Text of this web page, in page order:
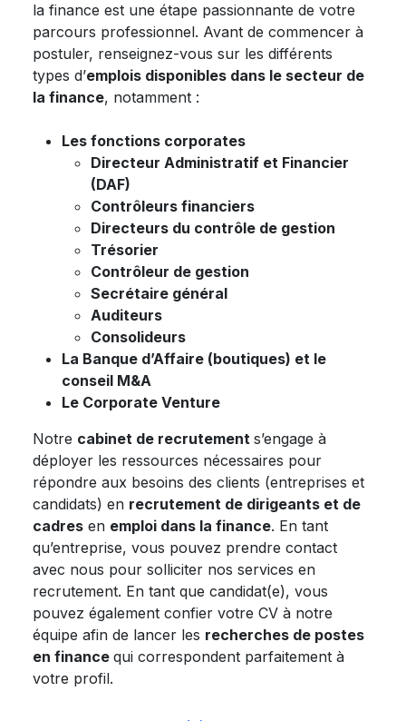
la finance est une étape passionnante de votre
parcours professionnel. Avant de commencer à
postuler, renseignez-vous sur les différents
types d’emplois disponibles dans le secteur de
la finance, notamment :
Les fonctions corporates
Directeur Administratif et Financier
(DAF)
Contrôleurs financiers
Directeurs du contrôle de gestion
Trésorier
Contrôleur de gestion
Secrétaire général
Auditeurs
Consolideurs
La Banque d’Affaire (boutiques) et le
conseil M&A
Le Corporate Venture
Notre cabinet de recrutement s’engage à
déployer les ressources nécessaires pour
répondre aux besoins des clients (entreprises et
candidats) en recrutement de dirigeants et de
cadres en emploi dans la finance. En tant
qu’entreprise, vous pouvez prendre contact
avec nous pour solliciter nos services en
recrutement. En tant que candidat(e), vous
pouvez également confier votre CV à notre
équipe afin de lancer les recherches de postes
en finance qui correspondent parfaitement à
votre profil.